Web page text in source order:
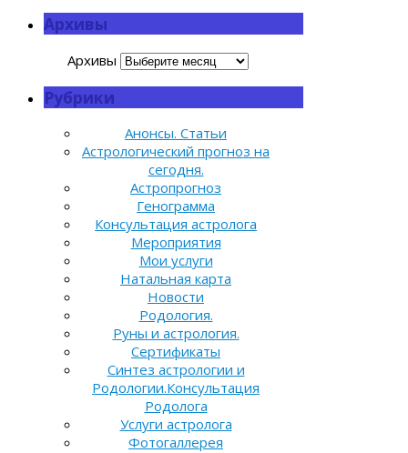
Архивы
Архивы
Рубрики
Анонсы. Статьи
Астрологический прогноз на
сегодня.
Астропрогноз
Генограмма
Консультация астролога
Мероприятия
Мои услуги
Натальная карта
Новости
Родология.
Руны и астрология.
Сертификаты
Синтез астрологии и
Родологии.Консультация
Родолога
Услуги астролога
Фотогаллерея